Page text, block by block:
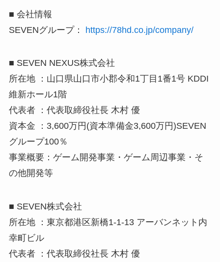
■ 会社情報
SEVENグループ： https://78hd.co.jp/company/
■ SEVEN NEXUS株式会社
所在地 ：山口県山口市小郡令和1丁目1番1号 KDDI
維新ホール1階
代表者 ：代表取締役社長 木村 優
資本金 ：3,600万円(資本準備金3,600万円)SEVEN
グループ100％
事業概要：ゲーム開発事業・ゲーム周辺事業・そ
の他開発等
■ SEVEN株式会社
所在地 ：東京都港区新橋1-1-13 アーバンネット内
幸町ビル
代表者 ：代表取締役社長 木村 優